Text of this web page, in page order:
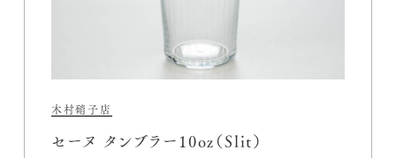
木村硝子店
セーヌ タンブラー10oz（Slit）